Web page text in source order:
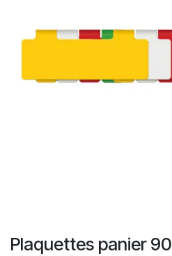
Plaquettes panier